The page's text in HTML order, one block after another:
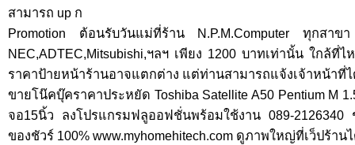
สามารถ up ก
Promotion ต้อนรับวันแม่ที่ร้าน N.P.M.Computer ทุกสา
NEC,ADTEC,Mitsubishi,ฯลฯ เพียง 1200 บาทเท่านั้น ใกล้
ราคาป้ายหน้าร้านอาจแตกต่าง แต่ท่านสามารถแจ้งเจ้าหน้าที่
ขายโน๊คบุ๊คราคาประหยัด Toshiba Satellite A50 Pentium M
จอ15นิ้ว ลงโปรแกรมฟลูออฟชั่นพร้อมใช้งาน 089-2126340
ของชัวร์ 100% www.myhomehitech.com ดูภาพใหญ่ที่เว็ปร้าน